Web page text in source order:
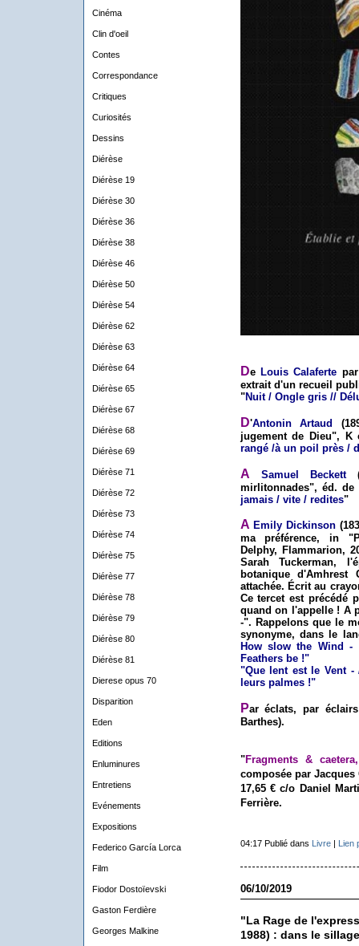
Cinéma
Clin d'oeil
Contes
Correspondance
Critiques
Curiosités
Dessins
Diérèse
Diérèse 19
Diérèse 30
Diérèse 36
Diérèse 38
Diérèse 46
Diérèse 50
Diérèse 54
Diérèse 62
Diérèse 63
Diérèse 64
Diérèse 65
Diérèse 67
Diérèse 68
Diérèse 69
Diérèse 71
Diérèse 72
Diérèse 73
Diérèse 74
Diérèse 75
Diérèse 77
Diérèse 78
Diérèse 79
Diérèse 80
Diérèse 81
Dierese opus 70
Disparition
Eden
Editions
Enluminures
Entretiens
Evénements
Expositions
Federico García Lorca
Film
Fiodor Dostoïevski
Gaston Ferdière
Georges Malkine
De Louis Calaferte
extrait d'un recueil
"Nuit / Ongle gris //
D'Antonin Artaud
jugement de Dieu", K
rangé /à un poil près /
A Samuel Beckett
mirlitonnades", éd.
jamais / vite / redites"
A Emily Dickinson
ma préférence, in
Delphy, Flammarion,
Sarah Tuckerman,
botanique
attachée. Écrit au
Ce tercet est précédé
quand on l'appelle ! A
-". Rappelons que le
synonyme, dans le
How slow the Wind
Feathers be !"
"Que lent est le Vent
leurs palmes !"
Par éclats, par
Barthes).
"Fragments &
composée par
17,65 € c/o Daniel
Ferrière.
04:17 Publié dans Livre| Lien
06/10/2019
"La Rage de
1988) : dans le